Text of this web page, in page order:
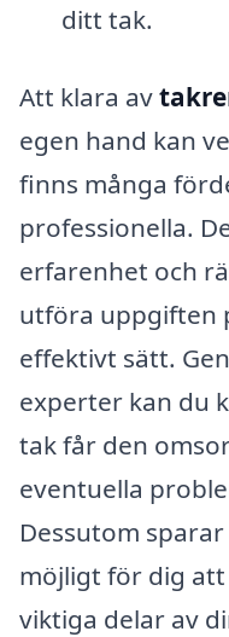
ditt tak.
Att klara av
egen hand kan
finns många
professionella.
erfarenhet och
utföra uppgiften
effektivt sätt.
experter kan du
tak får den
eventuella
Dessutom
möjligt för dig
viktiga delar av